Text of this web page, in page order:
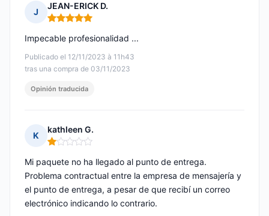
J
JEAN-ERICK D.
Nota: 5 de 5
Publicado el 12/11/2023 à 11h43
tras una compra de 03/11/2023
Impecable profesionalidad ...
Opinión traducida
K
kathleen G.
Nota: 1 de 5
Mi paquete no ha llegado al punto de entrega.
Problema contractual entre la empresa de mensajería y
el punto de entrega, a pesar de que recibí un correo
electrónico indicando lo contrario.